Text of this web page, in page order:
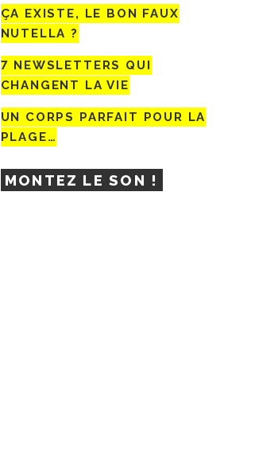
ÇA EXISTE, LE BON FAUX
NUTELLA ?
7 NEWSLETTERS QUI
CHANGENT LA VIE
UN CORPS PARFAIT POUR LA
PLAGE…
MONTEZ LE SON !